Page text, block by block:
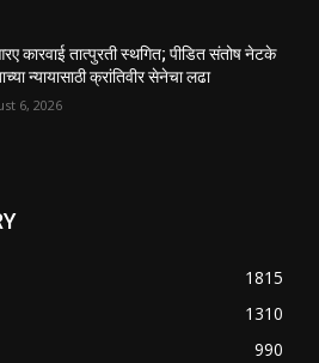
कारवाई तात्पुरती स्थगित; पीडित संतोष नेटके
न्यायासाठी क्रांतिवीर सेनेचा लढा
6, 2026
1815
1310
990